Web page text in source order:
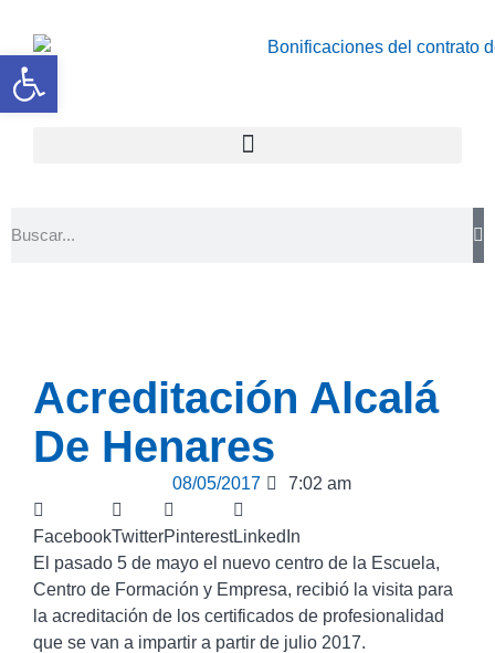
Acreditación Alcalá
De Henares
08/05/2017 7:02 am
FacebookTwitterPinterestLinkedIn
El pasado 5 de mayo el nuevo centro de la Escuela,
Centro de Formación y Empresa, recibió la visita para
la acreditación de los certificados de profesionalidad
que se van a impartir a partir de julio 2017.
Abrir barra de herramientas